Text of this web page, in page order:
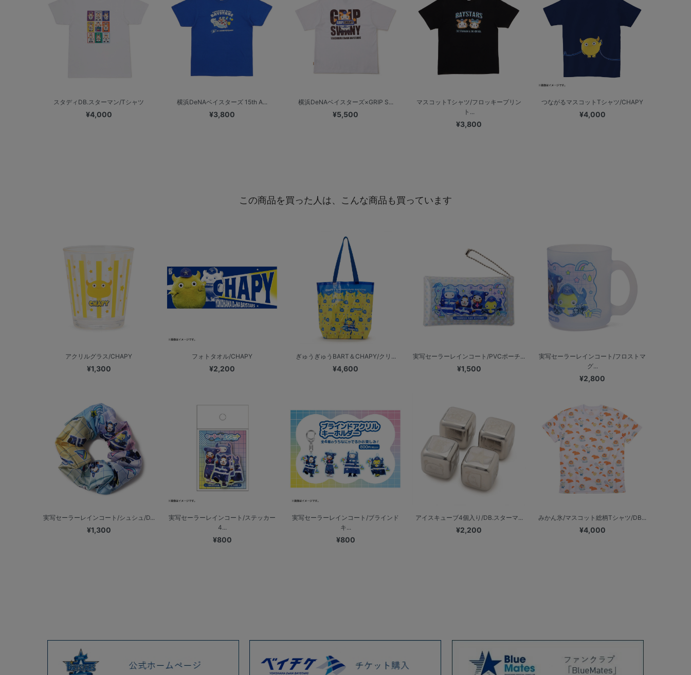
スタディDB.スターマン/Tシャツ
¥4,000
横浜DeNAベイスターズ 15th A...
¥3,800
横浜DeNAベイスターズ×GRIP S...
¥5,500
マスコットTシャツ/フロッキープリン
ト...
¥3,800
つながるマスコットTシャツ/CHAPY
¥4,000
この商品を買った人は、こんな商品も買っています
アクリルグラス/CHAPY
¥1,300
フォトタオル/CHAPY
¥2,200
ぎゅうぎゅうBART＆CHAPY/クリ...
¥4,600
実写セーラーレインコート/PVCポーチ...
¥1,500
実写セーラーレインコート/フロストマ
グ...
¥2,800
実写セーラーレインコート/シュシュ/D...
¥1,300
実写セーラーレインコート/ステッカー
4...
¥800
実写セーラーレインコート/ブラインド
キ...
¥800
アイスキューブ4個入り/DB.スターマ...
¥2,200
みかん氷/マスコット総柄Tシャツ/DB...
¥4,000